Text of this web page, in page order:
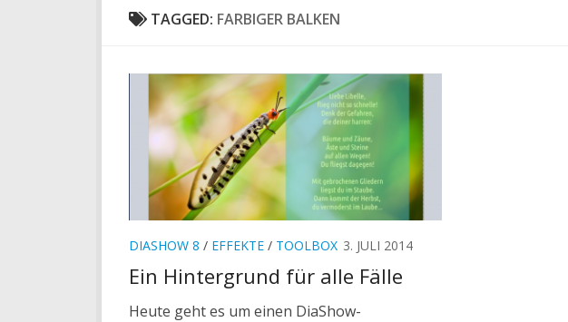
TAGGED: FARBIGER BALKEN
DIASHOW 8 / EFFEKTE / TOOLBOX 3. JULI 2014
Ein Hintergrund für alle Fälle
Heute geht es um einen DiaShow-